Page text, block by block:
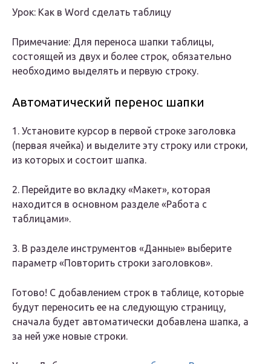
Урок: Как в Word сделать таблицу
Примечание: Для переноса шапки таблицы,
состоящей из двух и более строк, обязательно
необходимо выделять и первую строку.
Автоматический перенос шапки
1. Установите курсор в первой строке заголовка
(первая ячейка) и выделите эту строку или строки,
из которых и состоит шапка.
2. Перейдите во вкладку «Макет», которая
находится в основном разделе «Работа с
таблицами».
3. В разделе инструментов «Данные» выберите
параметр «Повторить строки заголовков».
Готово! С добавлением строк в таблице, которые
будут переносить ее на следующую страницу,
сначала будет автоматически добавлена шапка, а
за ней уже новые строки.